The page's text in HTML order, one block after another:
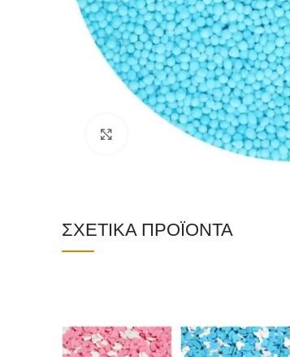
Click to enlarge
ΣΧΕΤΙΚΆ ΠΡΟΪΌΝΤΑ